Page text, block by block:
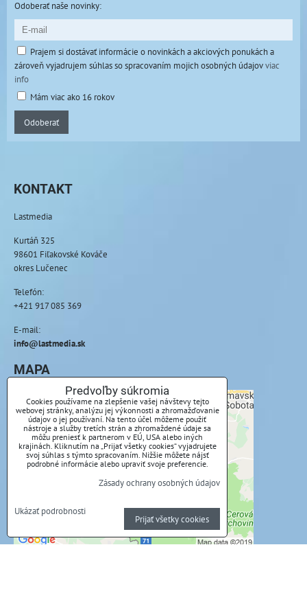
Odoberať naše novinky:
Prajem si dostávať informácie o novinkách a akciových ponukách a
zároveň vyjadrujem súhlas so spracovaním mojich osobných údajovviac
info
Mám viac ako 16 rokov
Odoberať
KONTAKT
Lastmedia
Kurtáň 325
98601 Fiľakovské Kováče
okres Lučenec
Telefón:
+421 917 085 369
E-mail:
info@lastmedia.sk
MAPA
Externý obsah je blokovaný Voľbami
súkromia
Prajete si načítať externý obsah?
Povoliť a zapamätať - súhlas s druhom cookie:
Funkčné
Predvoľby súkromia
Cookies používame na zlepšenie vašej návštevy tejto
webovej stránky, analýzu jej výkonnosti a zhromažďovanie
údajov o jej používaní. Na tento účel môžeme použiť
nástroje a služby tretích strán a zhromaždené údaje sa
môžu preniesť k partnerom v EÚ, USA alebo iných
krajinách. Kliknutím na „Prijať všetky cookies“ vyjadrujete
svoj súhlas s týmto spracovaním. Nižšie môžete nájsť
podrobné informácie alebo upraviť svoje preferencie.
Zásady ochrany osobných údajov
Ukázať podrobnosti
Prijať všetky cookies